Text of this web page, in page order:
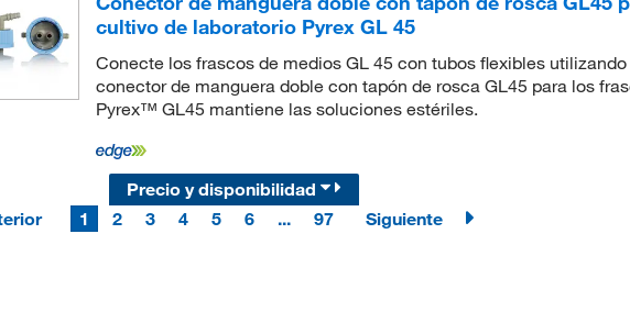
cultivo de laboratorio Pyrex GL 45
Conecte los frascos de medios GL 45 con tubos flexibles
conector de manguera doble con tapón de rosca GL45 para los
Pyrex™ GL45 mantiene las soluciones estériles.
Precio y disponibilidad
1 2 3 4 5 6 ... 97 Siguiente